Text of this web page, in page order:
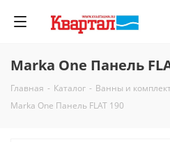
Marka One Панель
Главная - Каталог - Ванны и
Marka One Панель FLAT 190